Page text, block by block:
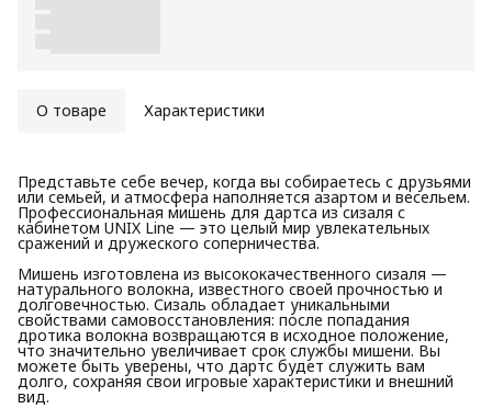
О товаре Характеристики
Представьте себе вечер, когда вы собираетесь с друзьями
или семьей, и атмосфера наполняется азартом и весельем.
Профессиональная мишень для дартса из сизаля с
кабинетом UNIX Line — это целый мир увлекательных
сражений и дружеского соперничества.
Мишень изготовлена из высококачественного сизаля —
натурального волокна, известного своей прочностью и
долговечностью. Сизаль обладает уникальными
свойствами самовосстановления: после попадания
дротика волокна возвращаются в исходное положение,
что значительно увеличивает срок службы мишени. Вы
можете быть уверены, что дартс будет служить вам
долго, сохраняя свои игровые характеристики и внешний
вид.